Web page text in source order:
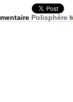
Polisphère